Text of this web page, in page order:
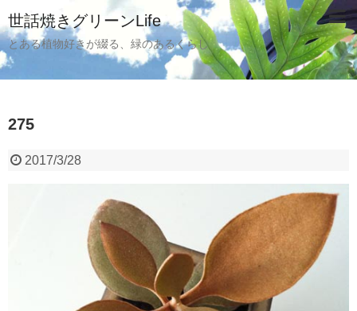
世話焼きグリーンLife
とある植物好きが綴る、緑のあるくらし
275
2017/3/28